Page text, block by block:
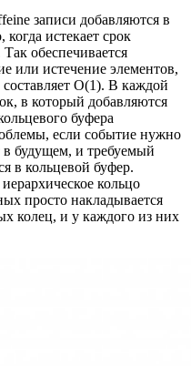
записи добавляются в
истекает срок
обеспечивается
или истечение элементов,
O(1). В каждой
в который добавляются
буфера
если событие нужно
будущем, и требуемый
в кольцевой буфер.
кольцо
просто накладывается
колец, и у каждого из них